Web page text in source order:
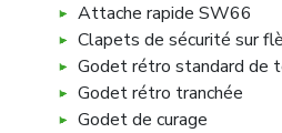
Attache rapide SW66
Clapets de sécurité sur
Godet rétro standard de
Godet rétro tranchée
Godet de curage